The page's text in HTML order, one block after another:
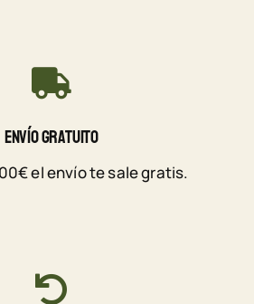
Envío Gratuito
el envío te sale gratis.